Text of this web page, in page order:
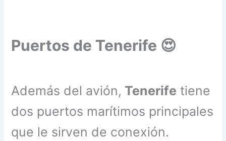
Puertos de Tenerife 😍
Además del avión, Tenerife tiene
dos puertos marítimos principales
que le sirven de conexión.